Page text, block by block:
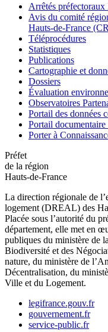
Arrêtés préfectoraux
Avis du comité
Hauts-de-France
Téléprocédures
Statistiques
Publications
Cartographie et
Dossiers
Évaluation
Observatoires
Portail des données
Portail
Porter à
Préfet
de la région
Hauts-de-France
La direction régionale de
logement (DREAL) des
Placée sous l’autorité du
département, elle met en
publiques du ministère de
Biodiversité et des
nature, du ministère de
Décentralisation, du
Ville et du Logement.
legifrance.gouv.fr
gouvernement.fr
service-public.fr